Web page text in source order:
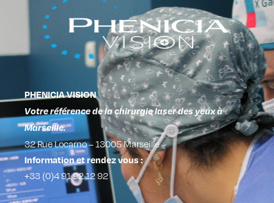
PHENICIA VISION
Votre référence de la chirurgie laser des yeux à
Marseille.
32 Rue Locarno – 13005 Marseille
Information et rendez vous :
+33 (0)4 91 92 12 92